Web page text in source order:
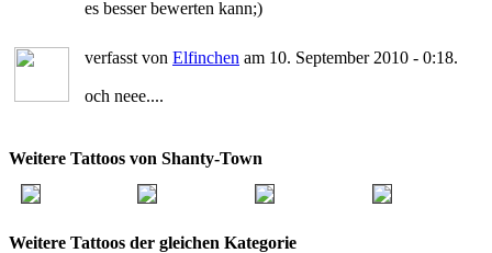
es besser bewerten kann;)
verfasst von Elfinchen am 10. September 2010 - 0:18.
och neee....
Weitere Tattoos von Shanty-Town
Weitere Tattoos der gleichen Kategorie